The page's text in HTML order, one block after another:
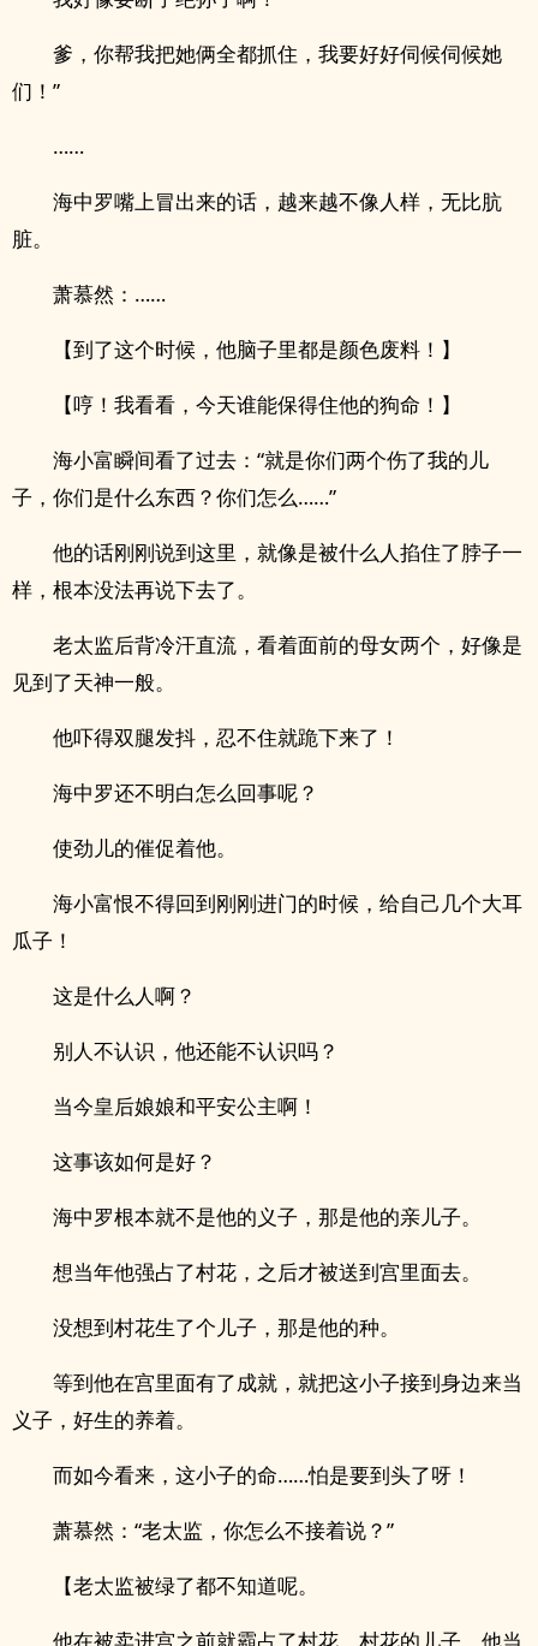
爹，你帮我把她俩全都抓住，我要好好伺候伺候她
们！”
……
海中罗嘴上冒出来的话，越来越不像人样，无比肮
脏。
萧慕然：……
【到了这个时候，他脑子里都是颜色废料！】
【哼！我看看，今天谁能保得住他的狗命！】
海小富瞬间看了过去：“就是你们两个伤了我的儿
子，你们是什么东西？你们怎么……”
他的话刚刚说到这里，就像是被什么人掐住了脖子一
样，根本没法再说下去了。
老太监后背冷汗直流，看着面前的母女两个，好像是
见到了天神一般。
他吓得双腿发抖，忍不住就跪下来了！
海中罗还不明白怎么回事呢？
使劲儿的催促着他。
海小富恨不得回到刚刚进门的时候，给自己几个大耳
瓜子！
这是什么人啊？
别人不认识，他还能不认识吗？
当今皇后娘娘和平安公主啊！
这事该如何是好？
海中罗根本就不是他的义子，那是他的亲儿子。
想当年他强占了村花，之后才被送到宫里面去。
没想到村花生了个儿子，那是他的种。
等到他在宫里面有了成就，就把这小子接到身边来当
义子，好生的养着。
而如今看来，这小子的命……怕是要到头了呀！
萧慕然：“老太监，你怎么不接着说？”
【老太监被绿了都不知道呢。